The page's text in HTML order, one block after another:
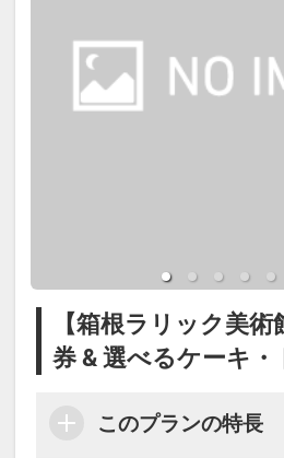
【箱根ラリック美
券 & 選べるケーキ
このプランの特長